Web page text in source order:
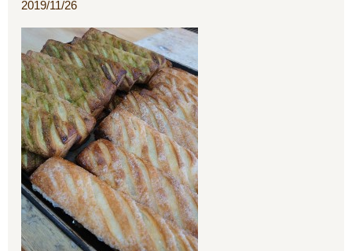
2019/11/26